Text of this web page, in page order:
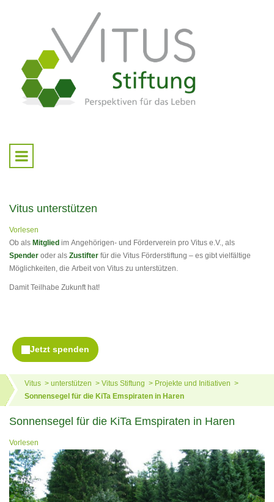
Vitus unterstützen
Vorlesen
Ob als Mitglied im Angehörigen- und Förderverein pro Vitus e.V., als
Spender oder als Zustifter für die Vitus Förderstiftung – es gibt vielfältige
Möglichkeiten, die Arbeit von Vitus zu unterstützen.
Damit Teilhabe Zukunft hat!
Vitus unterstützen Vitus Stiftung
Projekte und Initiativen
Sonnensegel für die KiTa Emspiraten in Haren
Sonnensegel für die KiTa Emspiraten in Haren
Vorlesen